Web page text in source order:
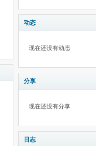
动态
现在还没有动态
分享
现在还没有分享
日志